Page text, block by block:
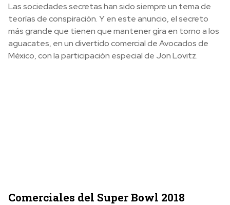
Las sociedades secretas han sido siempre un tema de
teorías de conspiración. Y en este anuncio, el secreto
más grande que tienen que mantener gira en torno a los
aguacates, en un divertido comercial de Avocados de
México, con la participación especial de Jon Lovitz.
Comerciales del Super Bowl 2018